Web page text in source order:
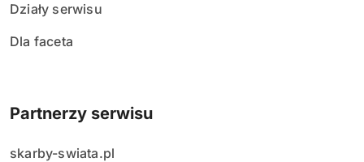
Działy serwisu
Dla faceta
Partnerzy serwisu
skarby-swiata.pl